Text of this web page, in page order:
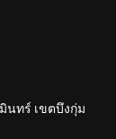
นทร์ เขตบึงกุ่ม